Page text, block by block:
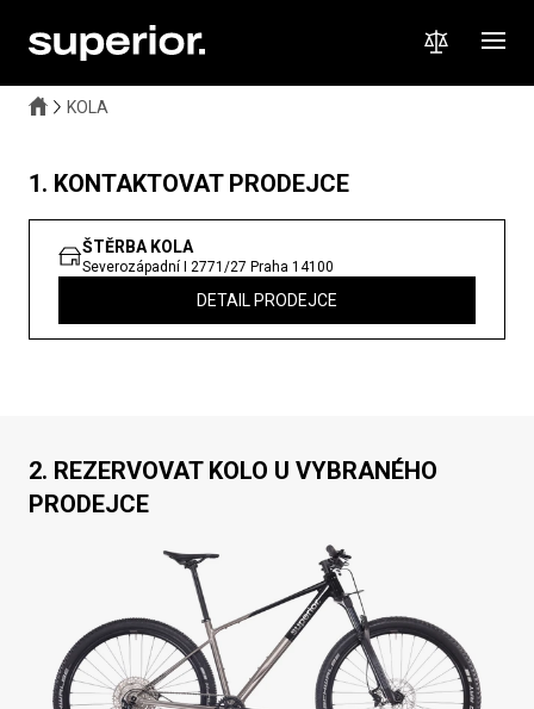
KOLA
1. KONTAKTOVAT PRODEJCE
ŠTĚRBA KOLA
Severozápadní I 2771/27 Praha 14100
DETAIL PRODEJCE
2. REZERVOVAT KOLO U VYBRANÉHO
PRODEJCE